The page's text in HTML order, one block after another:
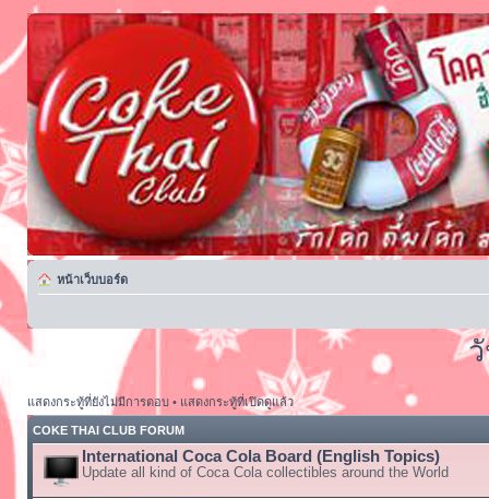
หน้าเว็บบอร์ด
แสดงกระทู้ที่ยังไม่มีการตอบ• แสดงกระทู้ที่เปิดดูแล้ว
COKE THAI CLUB FORUM
International Coca Cola Board (English Topics)
Update all kind of Coca Cola collectibles around the World